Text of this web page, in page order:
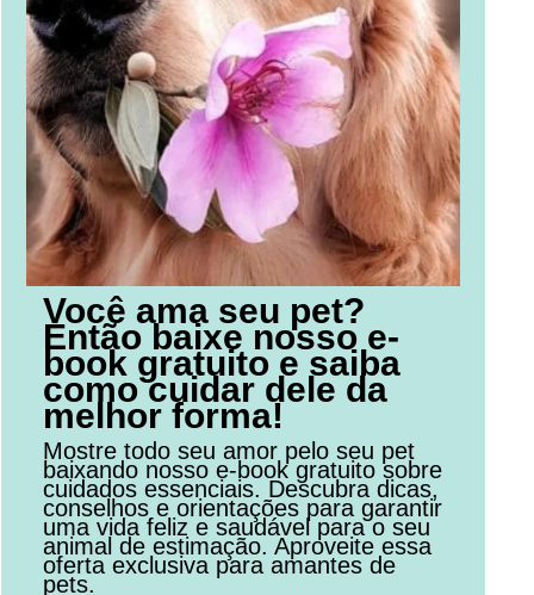
Você ama seu pet?
Então baixe nosso e-
book gratuito e saiba
como cuidar dele da
melhor forma!
Mostre todo seu amor pelo seu pet
baixando nosso e-book gratuito sobre
cuidados essenciais. Descubra dicas,
conselhos e orientações para garantir
uma vida feliz e saudável para o seu
animal de estimação. Aproveite essa
oferta exclusiva para amantes de
pets.